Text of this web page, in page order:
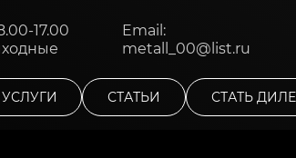
17.00
Email:
metall_00@list.ru
УСЛУГИ СТАТЬИ СТАТЬ